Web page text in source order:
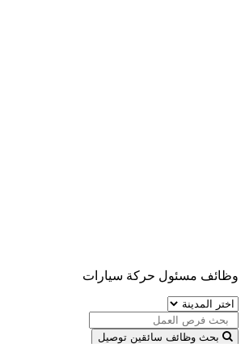
وظائف مسئول حركة سيارات
بحث وظائف سائقين توصيل